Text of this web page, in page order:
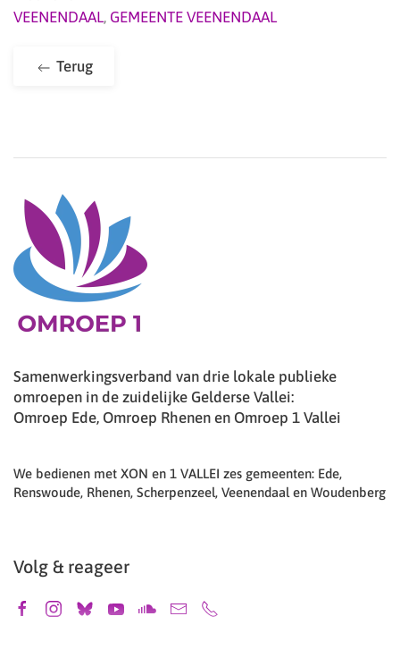
VEENENDAAL, GEMEENTE VEENENDAAL
Terug
Samenwerkingsverband van drie lokale publieke
omroepen in de zuidelijke Gelderse Vallei:
Omroep Ede, Omroep Rhenen en Omroep 1 Vallei
We bedienen met XON en 1 VALLEI zes gemeenten: Ede,
Renswoude, Rhenen, Scherpenzeel, Veenendaal en Woudenberg
Volg & reageer